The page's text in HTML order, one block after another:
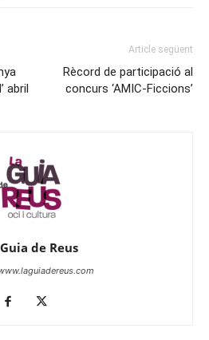
abril
Article següent
Rècord de participació al
concurs ‘AMIC-Ficcions’
de Reus